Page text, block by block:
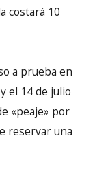
costará 10
a prueba en
el 14 de julio
«peaje» por
reservar una